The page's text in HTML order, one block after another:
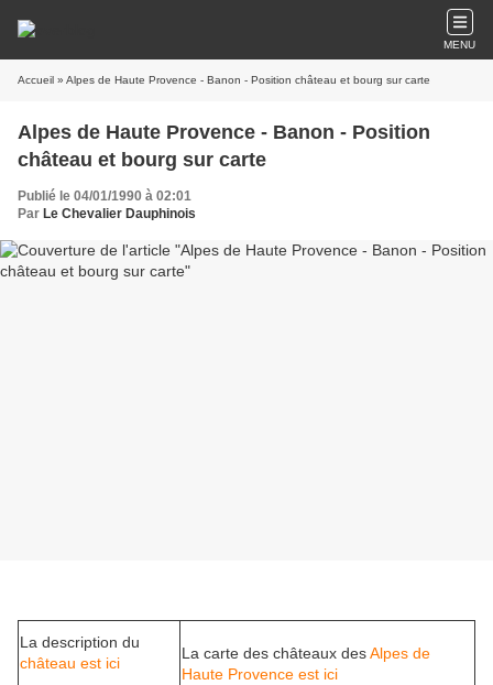
MENU
Accueil » Alpes de Haute Provence - Banon - Position château et bourg sur carte
Alpes de Haute Provence - Banon - Position
château et bourg sur carte
Publié le 04/01/1990 à 02:01
Par Le Chevalier Dauphinois
La description du
château est ici
La carte des châteaux desAlpes de
Haute Provence est ici